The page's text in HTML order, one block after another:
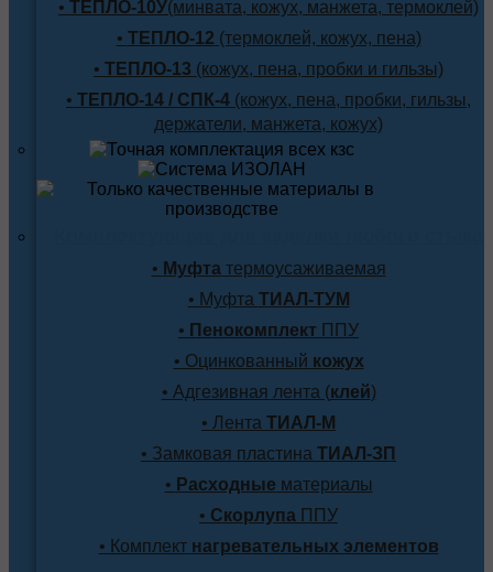
• ТЕПЛО-10У(минвата, кожух, манжета, термоклей)
• ТЕПЛО-12 (термоклей, кожух, пена)
• ТЕПЛО-13 (кожух, пена, пробки и гильзы)
• ТЕПЛО-14 / СПК-4 (кожух, пена, пробки, гильзы,
держатели, манжета, кожух)
• Муфтатермоусаживаемая
• Муфта ТИАЛ-ТУМ
• Пенокомплект ППУ
• Оцинкованный кожух
• Адгезивная лента (клей)
• Лента ТИАЛ-М
• Замковая пластина ТИАЛ-ЗП
• Расходные материалы
• Скорлупа ППУ
• Комплектнагревательных элементов